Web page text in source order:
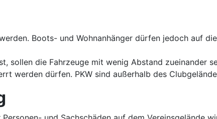
Boots- und Wohnanhänger dürfen jedoch auf
sollen die Fahrzeuge mit wenig Abstand zueinander
werden dürfen. PKW sind außerhalb des